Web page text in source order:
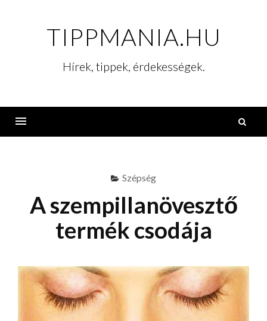
TIPPMANIA.HU
Hírek, tippek, érdekességek.
Szépség
A szempillanövesztő
termék csodája